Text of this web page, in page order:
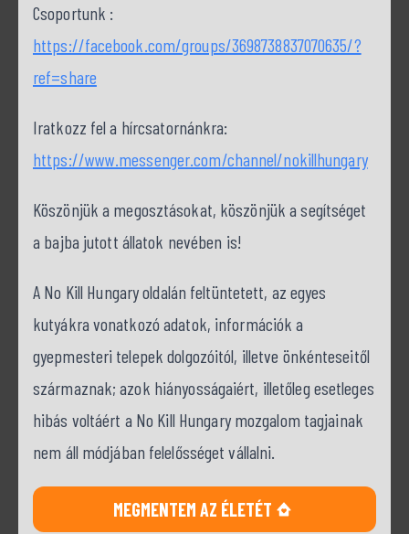
Csoportunk :
https://facebook.com/groups/3698738837070635/?
ref=share
Iratkozz fel a hírcsatornánkra:
https://www.messenger.com/channel/nokillhungary
Köszönjük a megosztásokat, köszönjük a segítséget
a bajba jutott állatok nevében is!
A No Kill Hungary oldalán feltüntetett, az egyes
kutyákra vonatkozó adatok, információk a
gyepmesteri telepek dolgozóitól, illetve önkénteseitől
származnak; azok hiányosságaiért, illetőleg esetleges
hibás voltáért a No Kill Hungary mozgalom tagjainak
nem áll módjában felelősséget vállalni.
MEGMENTEM AZ ÉLETÉT